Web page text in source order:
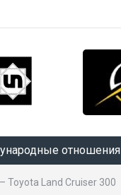
отношения
Toyota Land Cruiser 300